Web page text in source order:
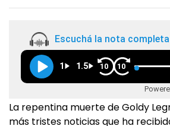
Escuchá la nota completa
1 1.5 10 10
La repentina muerte de Goldy
más tristes noticias que ha